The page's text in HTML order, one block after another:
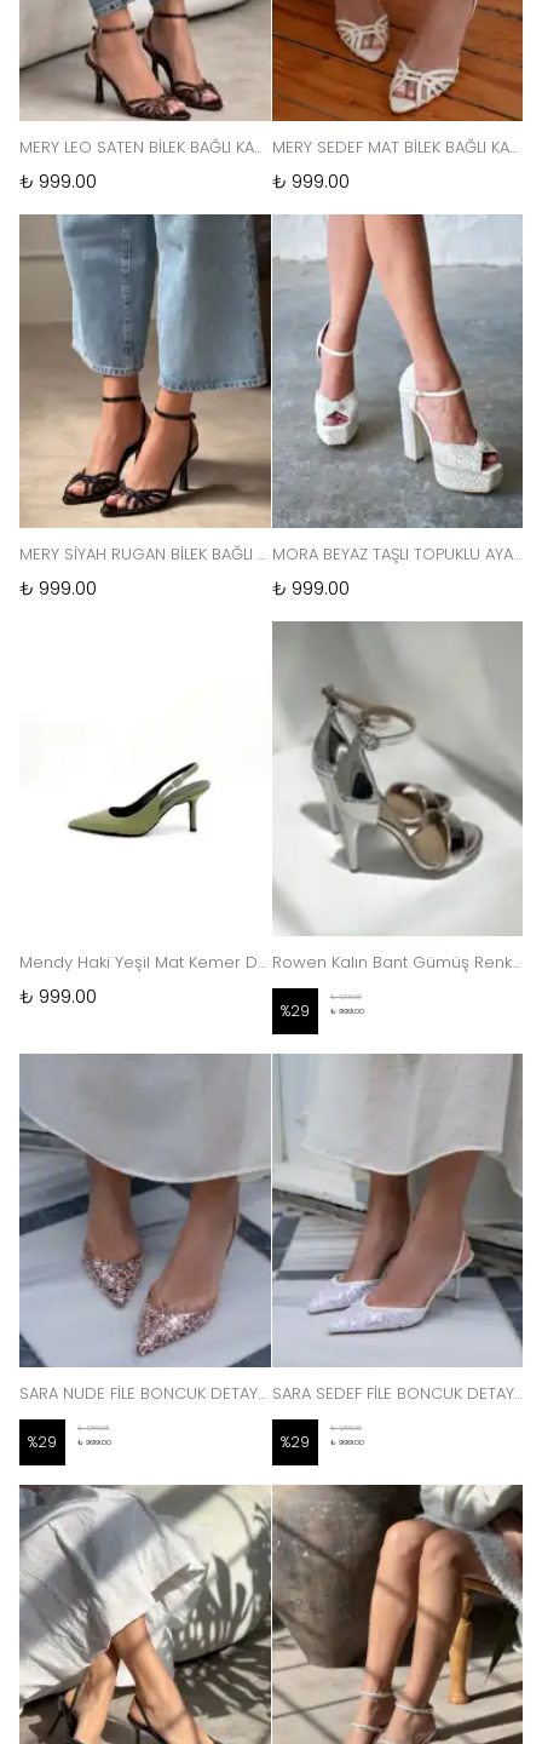
MERY LEO SATEN BİLEK BAĞLI KADIN TOPUKLU SANDALET
₺ 999.00
MERY SEDEF MAT BİLEK BAĞLI KADIN TOPUKLU SANDALET
₺ 999.00
MERY SİYAH RUGAN BİLEK BAĞLI KADIN TOPUKLU SANDALET
₺ 999.00
MORA BEYAZ TAŞLI TOPUKLU AYAKKABI
₺ 999.00
Mendy Haki Yeşil Mat Kemer Detay Sivri Burun Kadın Topuklu Ayakkabı
₺ 999.00
Rowen Kalın Bant Gümüş Renk Topuklu Ayakkabı
%29
₺ 1,399.00
₺ 999.00
SARA NUDE FİLE BONCUK DETAYLI SİVRİ BURUN KADIN TOPUKLU AYAKKABI
%29
₺ 1,399.00
₺ 999.00
SARA SEDEF FİLE BONCUK DETAYLI SİVRİ BURUN KADIN TOPUKLU AYAKKABI
%29
₺ 1,399.00
₺ 999.00